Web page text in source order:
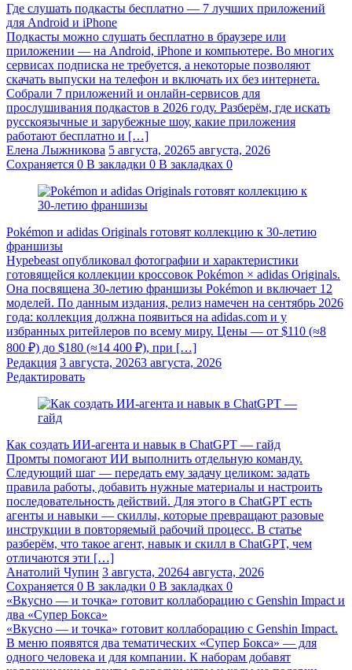
Где слушать подкасты бесплатно — 7 лучших приложений
для Android и iPhone
Подкасты можно слушать бесплатно в браузере или
приложении — на Android, iPhone и компьютере. Во многих
сервисах подписка не требуется, а некоторые позволяют
скачать выпуски на телефон и включать их без интернета.
Собрали 7 приложений и онлайн-сервисов для
прослушивания подкастов в 2026 году. Разберём, где искать
русскоязычные и зарубежные шоу, какие приложения
работают бесплатно и […]
Елена Лыжникова 5 августа, 20265 августа, 2026
Сохраняется 0 В закладки 0 В закладках 0
Pokémon и adidas Originals готовят коллекцию к 30-летию
франшизы
Hypebeast опубликовал фотографии и характеристики
готовящейся коллекции кроссовок Pokémon × adidas Originals.
Она посвящена 30-летию франшизы Pokémon и включает 12
моделей. По данным издания, релиз намечен на сентябрь 2026
года: коллекция должна появиться на adidas.com и у
избранных ритейлеров по всему миру. Цены — от $110 (≈8
800 ₽) до $180 (≈14 400 ₽), при […]
Редакция 3 августа, 20263 августа, 2026
Редактировать
Как создать ИИ-агента и навык в ChatGPT — гайд
Промты помогают ИИ выполнить отдельную команду.
Следующий шаг — передать ему задачу целиком: задать
правила работы, добавить нужные материалы и настроить
последовательность действий. Для этого в ChatGPT есть
агенты и навыки — скиллы, которые превращают разовые
инструкции в повторяемый рабочий процесс. В статье
разберём, что такое агент, навык и скилл в ChatGPT, чем
отличаются эти […]
Анатолий Чупин 3 августа, 20264 августа, 2026
Сохраняется 0 В закладки 0 В закладках 0
«Вкусно — и точка» готовит коллаборацию с Genshin Impact и
два «Супер Бокса»
«Вкусно — и точка» готовит коллаборацию с Genshin Impact.
В меню появятся два тематических «Супер Бокса» — для
одного человека и для компании. К наборам добавят